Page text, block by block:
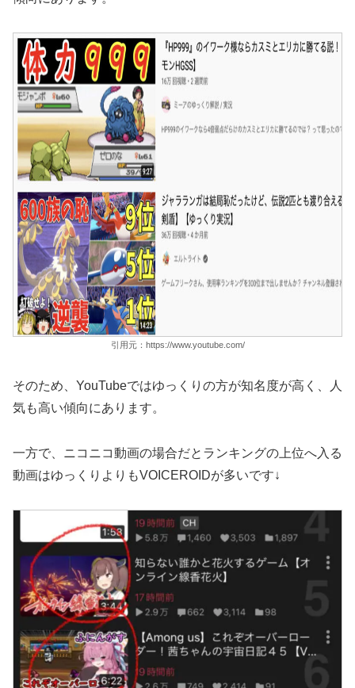
引用元：https://www.youtube.com/
そのため、YouTubeではゆっくりの方が知名度が高く、人
気も高い傾向にあります。
一方で、ニコニコ動画の場合だとランキングの上位へ入る
動画はゆっくりよりもVOICEROIDが多いです↓